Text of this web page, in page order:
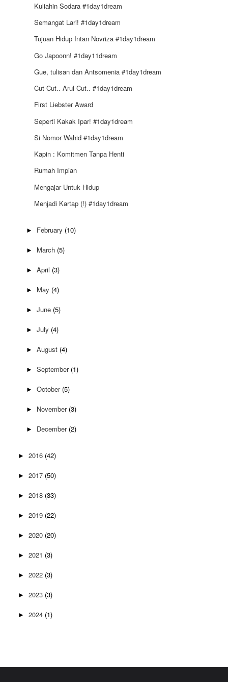
Kuliahin Sodara #1day1dream
Semangat Lari! #1day1dream
Tujuan Hidup Intan Novriza #1day1dream
Go Japoonn! #1day11dream
Gue, tulisan dan Antsomenia #1day1dream
Cut Cut.. Arul Cut.. #1day1dream
First Liebster Award
Seperti Kakak Ipar! #1day1dream
Si Nomor Wahid #1day1dream
Kapin : Komitmen Tanpa Henti
Rumah Impian
Mengajar Untuk Hidup
Menjadi Kartap (!) #1day1dream
► February (10)
► March (5)
► April (3)
► May (4)
► June (5)
► July (4)
► August (4)
► September (1)
► October (5)
► November (3)
► December (2)
► 2016 (42)
► 2017 (50)
► 2018 (33)
► 2019 (22)
► 2020 (20)
► 2021 (3)
► 2022 (3)
► 2023 (3)
► 2024 (1)